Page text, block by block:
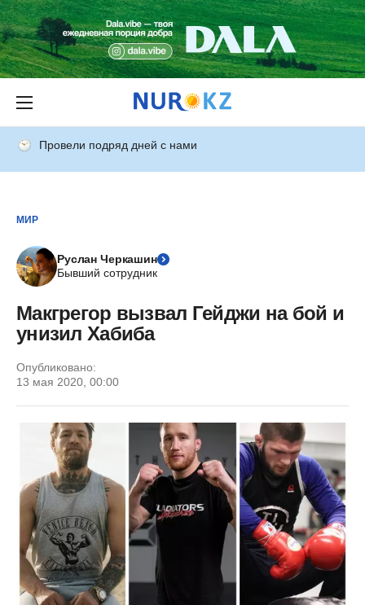
Провели подряд дней с нами
МИР
Руслан Черкашин
Бывший сотрудник
Макгрегор вызвал Гейджи на бой и
унизил Хабиба
Опубликовано:
13 мая 2020, 00:00